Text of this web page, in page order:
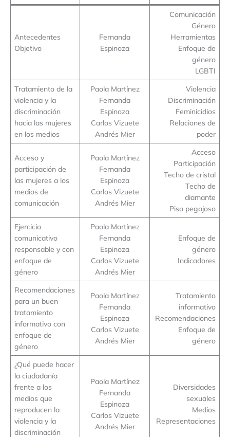
Antecedentes
Objetivo
Fernanda
Espinoza
Comunicación
Género
Herramientas
Enfoque de
género
LGBTI
Tratamiento de la
violencia y la
discriminación
hacia las mujeres
en los medios
Paola Martínez
Fernanda
Espinoza
Carlos Vizuete
Andrés Mier
Violencia
Discriminación
Feminicidios
Relaciones de
poder
Acceso y
participación de
las mujeres a los
medios de
comunicación
Paola Martínez
Fernanda
Espinoza
Carlos Vizuete
Andrés Mier
Acceso
Participación
Techo de cristal
Techo de
diamante
Piso pegajoso
Ejercicio
comunicativo
responsable y con
enfoque de
género
Paola Martínez
Fernanda
Espinoza
Carlos Vizuete
Andrés Mier
Enfoque de
género
Indicadores
Recomendaciones
para un buen
tratamiento
informativo con
enfoque de
género
Paola Martínez
Fernanda
Espinoza
Carlos Vizuete
Andrés Mier
Tratamiento
informativo
Recomendaciones
Enfoque de
género
¿Qué puede hacer
la ciudadanía
frente a los
medios que
reproducen la
violencia y la
discriminación
Paola Martínez
Fernanda
Espinoza
Carlos Vizuete
Andrés Mier
Diversidades
sexuales
Medios
Representaciones